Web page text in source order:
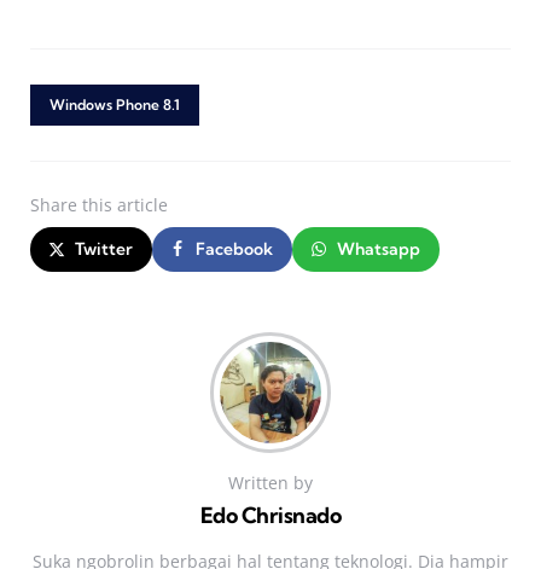
Windows Phone 8.1
Share this article
Twitter Facebook Whatsapp
Written by
Edo Chrisnado
Suka ngobrolin berbagai hal tentang teknologi. Dia hampir